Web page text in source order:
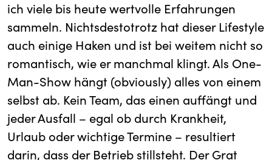
ich viele bis heute wertvolle Erfahrungen
sammeln. Nichtsdestotrotz hat dieser Lifestyle
auch einige Haken und ist bei weitem nicht so
romantisch, wie er manchmal klingt. Als One-
Man-Show hängt (obviously) alles von einem
selbst ab. Kein Team, das einen auffängt und
jeder Ausfall – egal ob durch Krankheit,
Urlaub oder wichtige Termine – resultiert
darin, dass der Betrieb stillsteht. Der Grat